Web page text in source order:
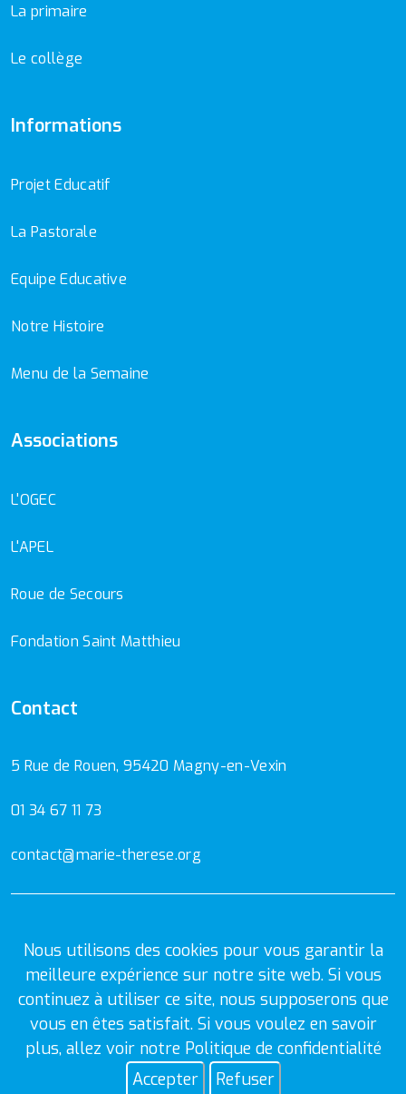
Nous utilisons des cookies pour vous garantir la
meilleure expérience sur notre site web. Si vous
continuez à utiliser ce site, nous supposerons que
vous en êtes satisfait. Si vous voulez en savoir
plus, allez voir notre Politique de confidentialité
Accepter
Refuser
La primaire
Le collège
Informations
Projet Educatif
La Pastorale
Equipe Educative
Notre Histoire
Menu de la Semaine
Associations
L'OGEC
L'APEL
Roue de Secours
Fondation Saint Matthieu
Contact
5 Rue de Rouen, 95420 Magny-en-Vexin
01 34 67 11 73
contact@marie-therese.org
Mentions Légales Politique de confidentialité
© 2026Ecole et collège Marie-Thérèse.Tous droits réservés.
Créer parI Solution Web